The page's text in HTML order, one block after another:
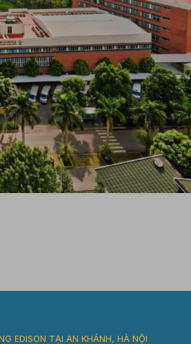
EDISON TẠI AN KHÁNH, HÀ NỘI